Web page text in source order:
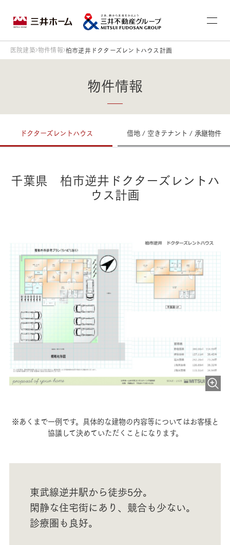
医院建築 物件情報 柏市逆井ドクターズレントハウス計画
物件情報
ドクターズレントハウス 借地 / 空きテナント / 承継物件
千葉県 柏市逆井ドクターズレントハ
ウス計画
※あくまで一例です。具体的な建物の内容等についてはお客様と
協議して決めていただくことになります。
東武線逆井駅から徒歩5分。
閑静な住宅街にあり、競合も少ない。
診療圏も良好。